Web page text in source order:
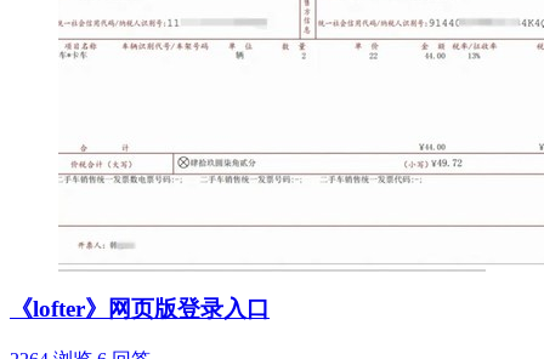
《lofter》网页版登录入口